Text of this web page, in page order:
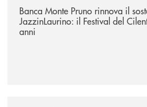
Banca Monte Pruno rinnova il
JazzinLaurino: il Festival del
anni